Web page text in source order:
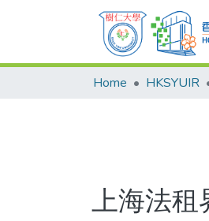
Home HKSYUIR
上海法租